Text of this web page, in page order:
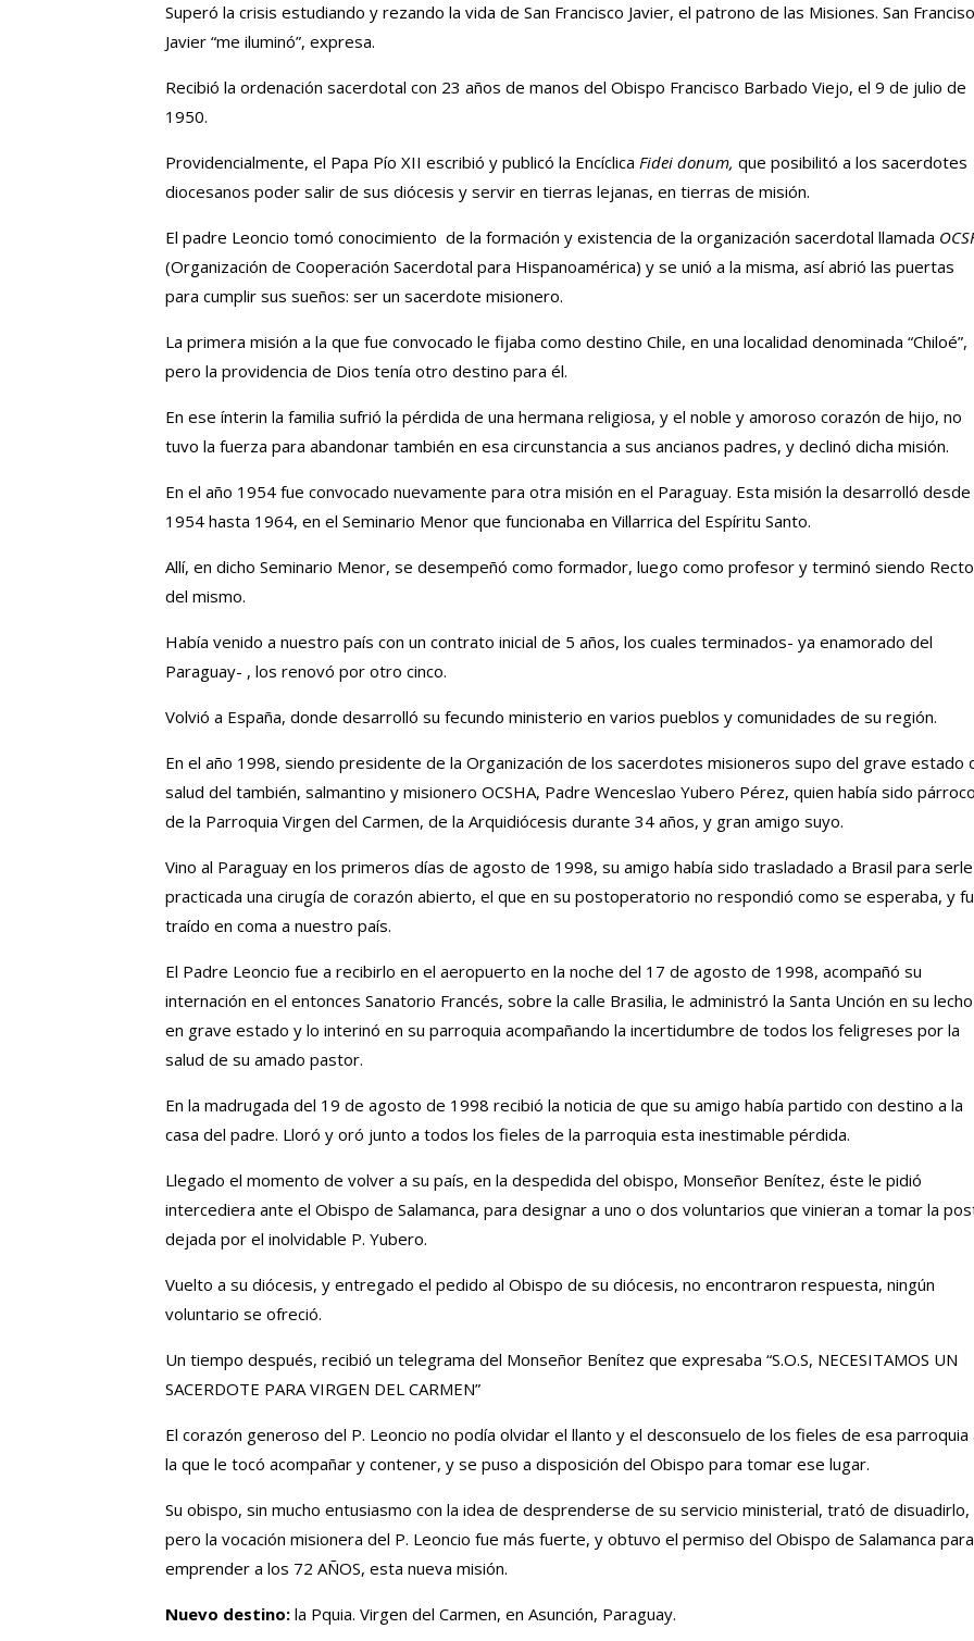
Superó la crisis estudiando y rezando la vida de San Francisco Javier, el patrono de las Misiones. San Franciso
Javier “me iluminó”, expresa.
Recibió la ordenación sacerdotal con 23 años de manos del Obispo Francisco Barbado Viejo, el 9 de julio de
1950.
Providencialmente, el Papa Pío XII escribió y publicó la Encíclica Fidei donum, que posibilitó a los sacerdotes
diocesanos poder salir de sus diócesis y servir en tierras lejanas, en tierras de misión.
El padre Leoncio tomó conocimiento de la formación y existencia de la organización sacerdotal llamada
(Organización de Cooperación Sacerdotal para Hispanoamérica) y se unió a la misma, así abrió las puertas
para cumplir sus sueños: ser un sacerdote misionero.
La primera misión a la que fue convocado le fijaba como destino Chile, en una localidad denominada “Chiloé”,
pero la providencia de Dios tenía otro destino para él.
En ese ínterin la familia sufrió la pérdida de una hermana religiosa, y el noble y amoroso corazón de hijo, no
tuvo la fuerza para abandonar también en esa circunstancia a sus ancianos padres, y declinó dicha misión.
En el año 1954 fue convocado nuevamente para otra misión en el Paraguay. Esta misión la desarrolló desde
1954 hasta 1964, en el Seminario Menor que funcionaba en Villarrica del Espíritu Santo.
Allí, en dicho Seminario Menor, se desempeñó como formador, luego como profesor y terminó siendo
del mismo.
Había venido a nuestro país con un contrato inicial de 5 años, los cuales terminados- ya enamorado del
Paraguay- , los renovó por otro cinco.
Volvió a España, donde desarrolló su fecundo ministerio en varios pueblos y comunidades de su región.
En el año 1998, siendo presidente de la Organización de los sacerdotes misioneros supo del grave estado
salud del también, salmantino y misionero OCSHA, Padre Wenceslao Yubero Pérez, quien había sido
de la Parroquia Virgen del Carmen, de la Arquidiócesis durante 34 años, y gran amigo suyo.
Vino al Paraguay en los primeros días de agosto de 1998, su amigo había sido trasladado a Brasil para serle
practicada una cirugía de corazón abierto, el que en su postoperatorio no respondió como se esperaba, y
traído en coma a nuestro país.
El Padre Leoncio fue a recibirlo en el aeropuerto en la noche del 17 de agosto de 1998, acompañó su
internación en el entonces Sanatorio Francés, sobre la calle Brasilia, le administró la Santa Unción en su lecho
en grave estado y lo interinó en su parroquia acompañando la incertidumbre de todos los feligreses por la
salud de su amado pastor.
En la madrugada del 19 de agosto de 1998 recibió la noticia de que su amigo había partido con destino a la
casa del padre. Lloró y oró junto a todos los fieles de la parroquia esta inestimable pérdida.
Llegado el momento de volver a su país, en la despedida del obispo, Monseñor Benítez, éste le pidió
intercediera ante el Obispo de Salamanca, para designar a uno o dos voluntarios que vinieran a tomar la
dejada por el inolvidable P. Yubero.
Vuelto a su diócesis, y entregado el pedido al Obispo de su diócesis, no encontraron respuesta, ningún
voluntario se ofreció.
Un tiempo después, recibió un telegrama del Monseñor Benítez que expresaba “S.O.S, NECESITAMOS UN
SACERDOTE PARA VIRGEN DEL CARMEN”
El corazón generoso del P. Leoncio no podía olvidar el llanto y el desconsuelo de los fieles de esa parroquia
la que le tocó acompañar y contener, y se puso a disposición del Obispo para tomar ese lugar.
Su obispo, sin mucho entusiasmo con la idea de desprenderse de su servicio ministerial, trató de disuadirlo,
pero la vocación misionera del P. Leoncio fue más fuerte, y obtuvo el permiso del Obispo de Salamanca para
emprender a los 72 AÑOS, esta nueva misión.
Nuevo destino: la Pquia. Virgen del Carmen, en Asunción, Paraguay.